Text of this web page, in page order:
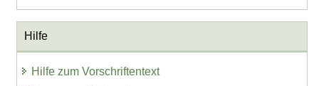
Hilfe
Hilfe zum Vorschriftentext